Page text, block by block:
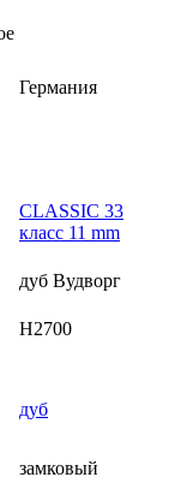
Германия
CLASSIC 33
класс 11 mm
дуб Вудворг
H2700
дуб
замковый